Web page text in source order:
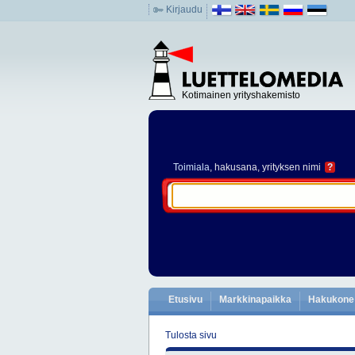
Kirjaudu
Kotimainen yrityshakemisto
Toimiala, hakusana, yrityksen nimi ?
Etusivu Markkinapaikka Hakukone
Tulosta sivu